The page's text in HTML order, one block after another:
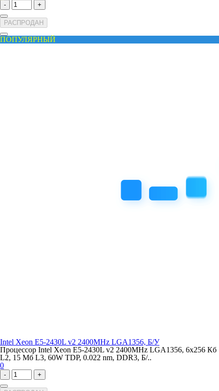
- +
РАСПРОДАН
ПОПУЛЯРНЫЙ
Intel Xeon E5-2430L v2 2400MHz LGA1356, Б/У
Процессор Intel Xeon E5-2430L v2 2400MHz LGA1356, 6x256 Кб
L2, 15 Мб L3, 60W TDP, 0.022 nm, DDR3, Б/..
0
- +